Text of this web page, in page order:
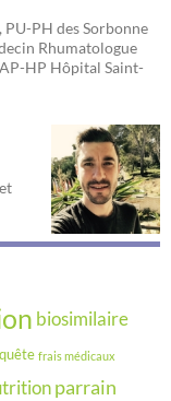
PU-PH des Sorbonne
Rhumatologue
HP Hôpital Saint-
biosimilaire
frais médicaux
parrain